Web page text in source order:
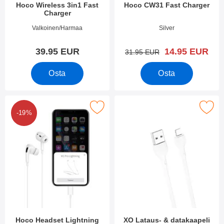
Hoco Wireless 3in1 Fast
Charger
Tuote.nro 40480
Valkoinen/Harmaa
39.95 EUR
Osta
Hoco CW31 Fast Charger
Tuote.nro 40438
Silver
vanha hinta
31.95 EUR uusi hinta
14.95 EUR
Osta
-19%
Hoco Headset Lightning
Merkitse hoco Headset Lightning suosikiksi
XO Lataus- & datakaapeli
Merkitse xO Lataus- &